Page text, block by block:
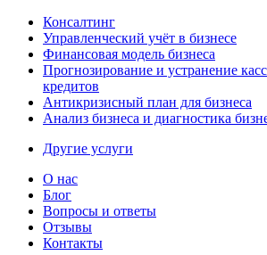
Консалтинг
Управленческий учёт в бизнесе
Финансовая модель бизнеса
Прогнозирование и устранение
кредитов
Антикризисный план для бизнеса
Анализ бизнеса и диагностика
Другие услуги
О нас
Блог
Вопросы и ответы
Отзывы
Контакты